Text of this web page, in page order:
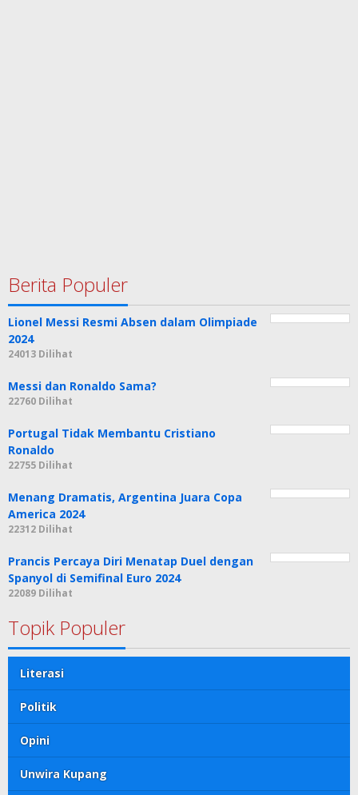
Berita Populer
Lionel Messi Resmi Absen dalam Olimpiade
2024
24013 Dilihat
Messi dan Ronaldo Sama?
22760 Dilihat
Portugal Tidak Membantu Cristiano
Ronaldo
22755 Dilihat
Menang Dramatis, Argentina Juara Copa
America 2024
22312 Dilihat
Prancis Percaya Diri Menatap Duel dengan
Spanyol di Semifinal Euro 2024
22089 Dilihat
Topik Populer
Literasi
Politik
Opini
Unwira Kupang